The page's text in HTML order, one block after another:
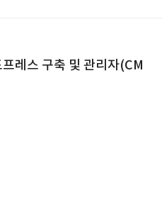
레스 구축 및 관리자(CM